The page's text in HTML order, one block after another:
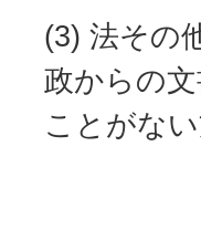
(3) 法その
政からの
ことがな